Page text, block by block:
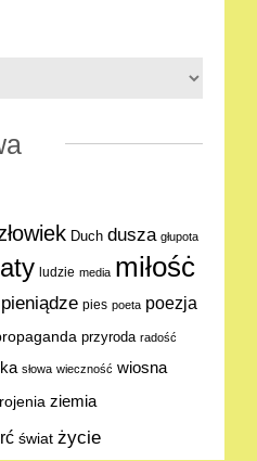
Duch dusza głupota
ludzie media miłośċ
pieniądze pies poeta poezja
przyroda radość
słowa wieczność wiosna
ziemia
świat życie